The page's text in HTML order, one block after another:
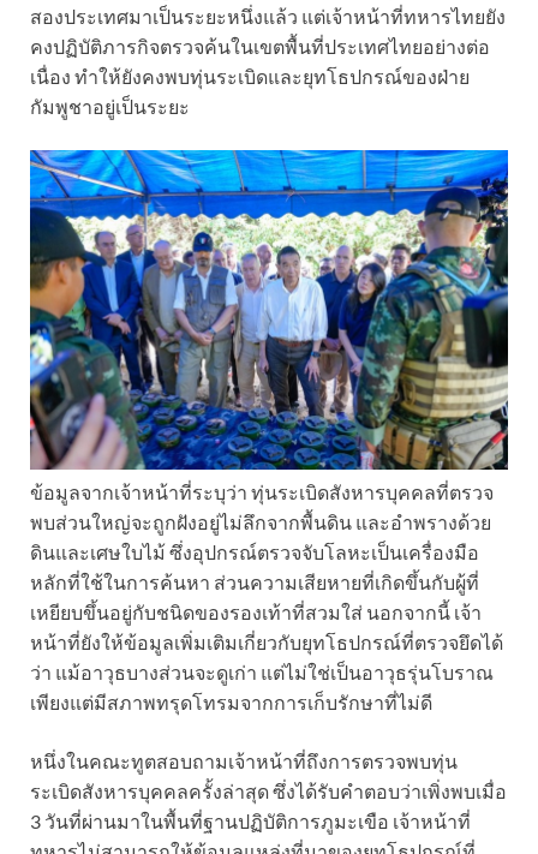
สองประเทศมาเป็นระยะหนึ่งแล้ว แต่เจ้าหน้าที่ทหารไทยยัง
คงปฏิบัติภารกิจตรวจค้นในเขตพื้นที่ประเทศไทยอย่างต่อ
เนื่อง ทำให้ยังคงพบทุ่นระเบิดและยุทโธปกรณ์ของฝ่าย
กัมพูชาอยู่เป็นระยะ
ข้อมูลจากเจ้าหน้าที่ระบุว่า ทุ่นระเบิดสังหารบุคคลที่ตรวจ
พบส่วนใหญ่จะถูกฝังอยู่ไม่ลึกจากพื้นดิน และอำพรางด้วย
ดินและเศษใบไม้ ซึ่งอุปกรณ์ตรวจจับโลหะเป็นเครื่องมือ
หลักที่ใช้ในการค้นหา ส่วนความเสียหายที่เกิดขึ้นกับผู้ที่
เหยียบขึ้นอยู่กับชนิดของรองเท้าที่สวมใส่ นอกจากนี้ เจ้า
หน้าที่ยังให้ข้อมูลเพิ่มเติมเกี่ยวกับยุทโธปกรณ์ที่ตรวจยึดได้
ว่า แม้อาวุธบางส่วนจะดูเก่า แต่ไม่ใช่เป็นอาวุธรุ่นโบราณ
เพียงแต่มีสภาพทรุดโทรมจากการเก็บรักษาที่ไม่ดี
หนึ่งในคณะทูตสอบถามเจ้าหน้าที่ถึงการตรวจพบทุ่น
ระเบิดสังหารบุคคลครั้งล่าสุด ซึ่งได้รับคำตอบว่าเพิ่งพบเมื่อ
3 วันที่ผ่านมาในพื้นที่ฐานปฏิบัติการภูมะเขือ เจ้าหน้าที่